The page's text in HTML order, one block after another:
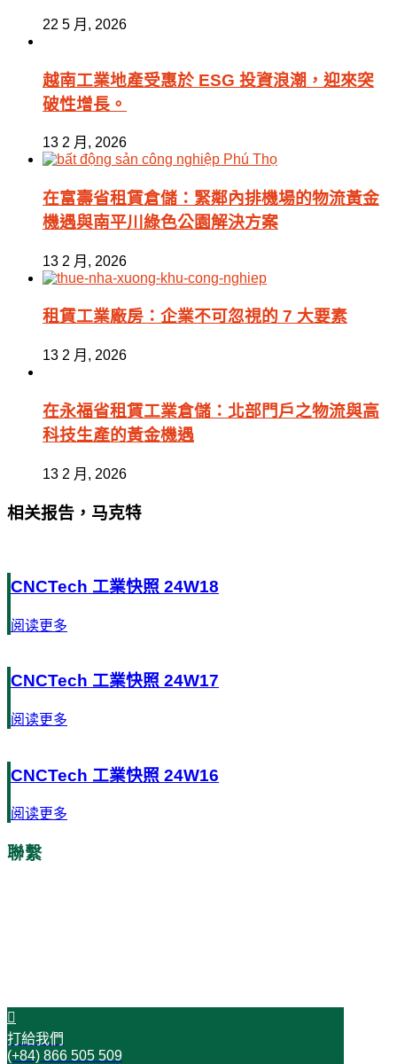
22 5 月, 2026
越南工業地產受惠於 ESG 投資浪潮，迎來突
破性增長。
13 2 月, 2026
在富壽省租賃倉儲：緊鄰內排機場的物流黃金
機遇與南平川綠色公園解決方案
13 2 月, 2026
租賃工業廠房：企業不可忽視的 7 大要素
13 2 月, 2026
在永福省租賃工業倉儲：北部門戶之物流與高
科技生產的黃金機遇
13 2 月, 2026
相关报告，马克特
CNCTech 工業快照 24W18
阅读更多
CNCTech 工業快照 24W17
阅读更多
CNCTech 工業快照 24W16
阅读更多
聯繫
打給我們
(+84) 866 505 509